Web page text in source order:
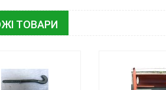
ТОВАРИ